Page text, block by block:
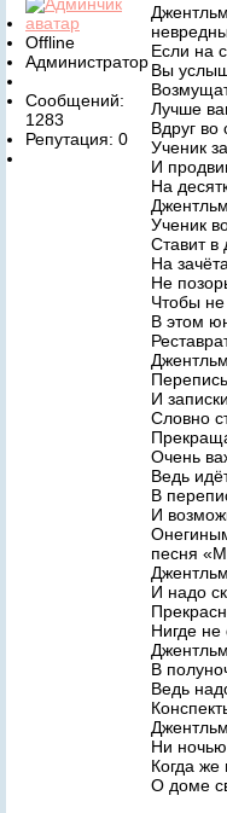
Offline
Администратор
Сообщений:
1283
Репутация: 0
Если на
Вы
Лучше
Вдруг во
Ученик
И
На
Ученик
Ставит в
На
Не
Чтобы не
В этом
И
Словно
Очень
Ведь
В
И
песня
И надо
Нигде не
В
Ведь
Ни
Когда же
О доме